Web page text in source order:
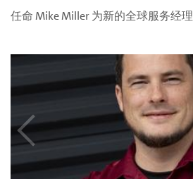
任命 Mike Miller 为新的全球服务经理